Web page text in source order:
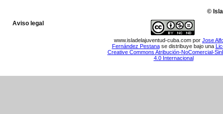
©
Aviso legal
www.isladelajuventud-cuba.com por Jose
Fernández Pestanase distribuye bajo una
Creative Commons Atribución-NoComercial-
4.0 Internacional